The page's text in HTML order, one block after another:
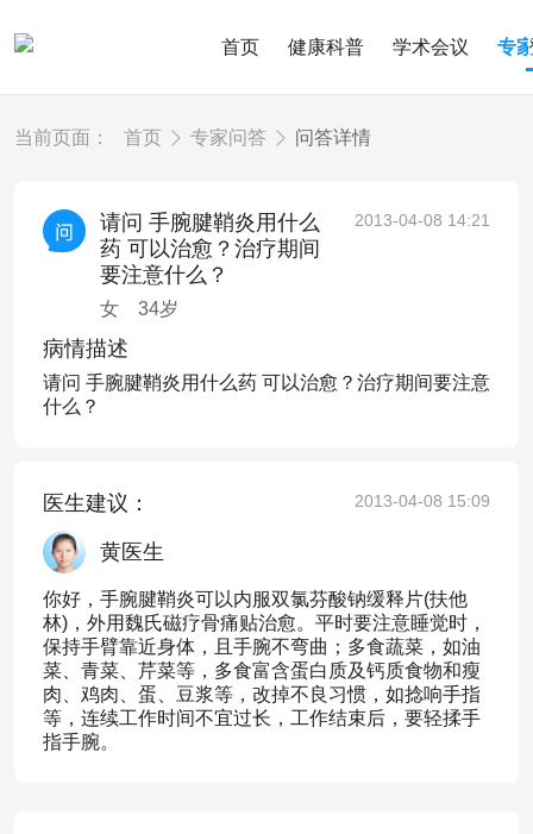
首页 健康科普 学术会议 专
当前页面： 首页 专家问答 问答详情
请问 手腕腱鞘炎用什么
药 可以治愈？治疗期间
要注意什么？
女 34岁
2013-04-08 14:21
病情描述
请问 手腕腱鞘炎用什么药 可以治愈？治疗期间要注意
什么？
医生建议： 2013-04-08 15:09
黄医生
你好，手腕腱鞘炎可以内服双氯芬酸钠缓释片(扶他
林)，外用魏氏磁疗骨痛贴治愈。平时要注意睡觉时，
保持手臂靠近身体，且手腕不弯曲；多食蔬菜，如油
菜、青菜、芹菜等，多食富含蛋白质及钙质食物和瘦
肉、鸡肉、蛋、豆浆等，改掉不良习惯，如捻响手指
等，连续工作时间不宜过长，工作结束后，要轻揉手
指手腕。